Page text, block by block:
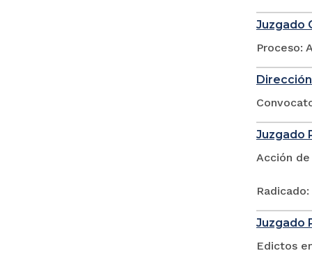
Juzgado
Proceso:
Juzgado
Acción
Juzgado
Edictos